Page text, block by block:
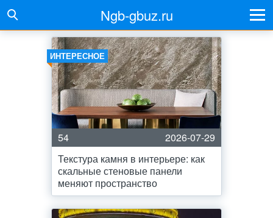
Ngb-gbuz.ru
ИНТЕРЕСНОЕ
54
2026-07-29
Текстура камня в интерьере: как
скальные стеновые панели
меняют пространство